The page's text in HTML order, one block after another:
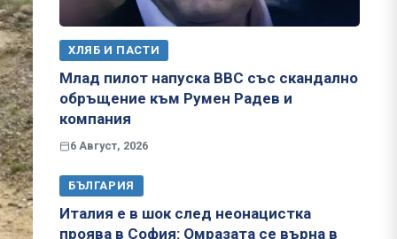
ХЛЯБ И ПАСТИ
Млад пилот напуска ВВС със скандално
обръщение към Румен Радев и
компания
6 Август, 2026
БЪЛГАРИЯ
Италия е в шок след неонацистка
проява в София: Омразата се върна в